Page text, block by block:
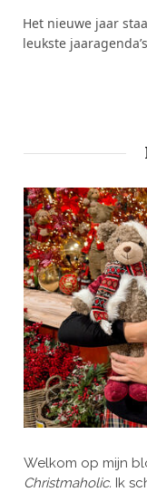
Het nieuwe jaar
leukste
Welkom op mijn
Christmaholic. Ik